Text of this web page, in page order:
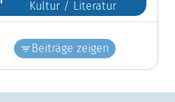
Kultur / Literatur
Beiträge zeigen